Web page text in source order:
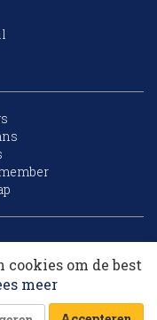
om de best
meer